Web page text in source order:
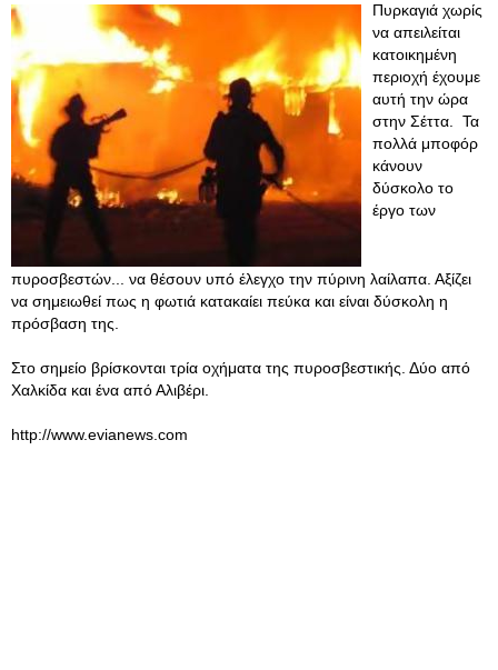
Πυρκαγιά χωρίς
να απειλείται
κατοικημένη
περιοχή έχουμε
αυτή την ώρα
στην Σέττα. Τα
πολλά μποφόρ
κάνουν
δύσκολο το
έργο των
πυροσβεστών... να θέσουν υπό έλεγχο την πύρινη λαίλαπα. Αξίζει
να σημειωθεί πως η φωτιά κατακαίει πεύκα και είναι δύσκολη η
πρόσβαση της.
Στο σημείο βρίσκονται τρία οχήματα της πυροσβεστικής. Δύο από
Χαλκίδα και ένα από Αλιβέρι.
http://www.evianews.com